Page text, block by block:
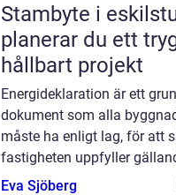
Stambyte i
planerar du ett
hållbart projekt
Energideklaration är ett
dokument som alla
måste ha enligt lag, för att
fastigheten uppfyller
energistandarder. Detta
Eva Sjöberg